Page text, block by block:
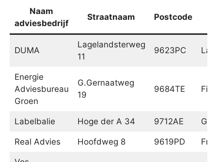
Naam
adviesbedrijf
Straatnaam Postcode
DUMA
Lagelandsterweg
11
9623PC
Energie
Adviesbureau
Groen
G.Gernaatweg
19
9684TE
Labelbalie Hoge der A 34 9712AE
Real Advies Hoofdweg 8 9619PD